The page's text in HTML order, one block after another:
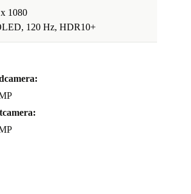
1080
120 Hz, HDR10+